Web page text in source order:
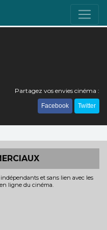
Partagez vos envies cinéma :
Facebook Twitter
et sans lien avec les
ligne du cinéma.